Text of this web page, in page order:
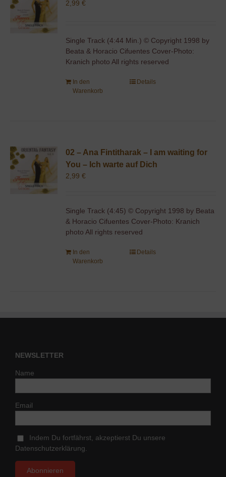
2,99€
Single Track (4:44 Min.) © Copyright 1998 by
Beata & Horacio Cifuentes Cover-Photo:
Kranich photo All rights reserved
In den
Warenkorb
Details
02 – Ana Fintitharak – I am waiting for
You – Ich warte auf Dich
2,99€
Single Track (4:45) © Copyright 1998 by Beata
& Horacio Cifuentes Cover-Photo: Kranich
photo All rights reserved
In den
Warenkorb
Details
NEWSLETTER
Name
Email
Indem Du fortfährst, akzeptierst Du unsere
Datenschutzerklärung.